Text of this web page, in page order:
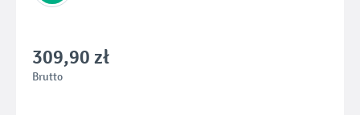
309,90 zł
Brutto